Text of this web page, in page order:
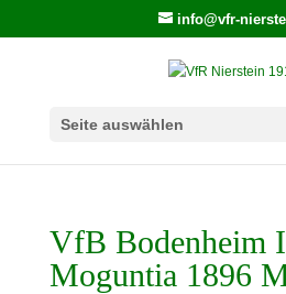
info@vfr-
Seite auswählen
VfB Bodenheim
Moguntia 1896